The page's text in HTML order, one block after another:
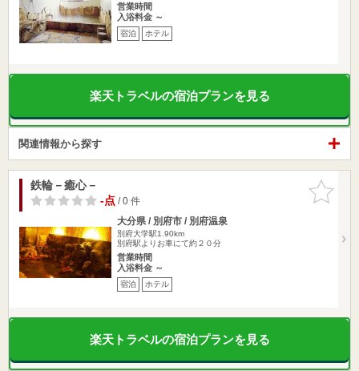
営業時間
入浴料金 ～
宿泊 ホテル
楽天トラベルの宿泊プランを見る
関連情報から探す
お気に入
りに追加
鉄輪－癒心－
-点/ 0 件
大分県 / 別府市 / 別府温泉
別府大学駅1.90km
別府駅よりお車にて約２０分
営業時間
入浴料金 ～
宿泊 ホテル
楽天トラベルの宿泊プランを見る